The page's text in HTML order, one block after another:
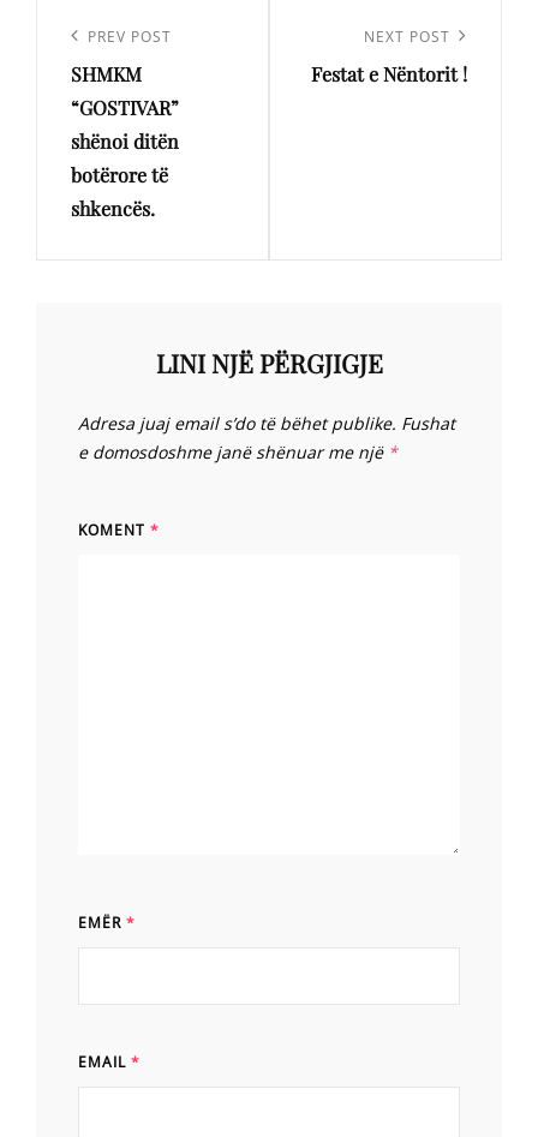
postimet
Previous
Post
PREV POST
SHMKM
“GOSTIVAR”
shënoi ditën
botërore të
shkencës.
Post
NEXT POST
Festat e Nëntorit !
LINI NJË PËRGJIGJE
Adresa juaj email s’do të bëhet publike. Fushat
e domosdoshme janë shënuar me një *
KOMENT *
EMËR *
EMAIL *